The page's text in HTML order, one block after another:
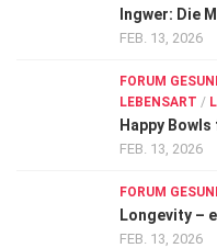
Ingwer: Die
FEB. 13, 2026
FORUM
LEBENSART /
Happy
FEB. 13, 2026
FORUM
Longevity –
FEB. 13, 2026